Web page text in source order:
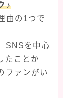
♪
由の1つで
SNSを中心
たことか
ファンがい